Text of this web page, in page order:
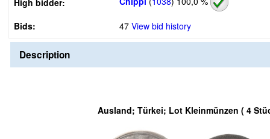
High bidder:
Bids: 47 View bid history
Description
Ausland; Türkei; Lot Kleinmünzen ( 4